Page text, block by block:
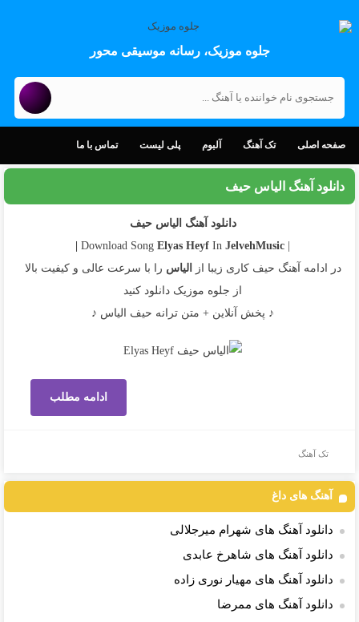
جلوه موزیک، رسانه موسیقی محور
صفحه اصلی تک آهنگ آلبوم پلی لیست تماس با ما
دانلود آهنگ الیاس حیف
دانلود آهنگ الیاس حیف
Elyas Heyf InJelvehMusic |
در ادامه آهنگ حیف کاری زیبا از
الیاس را با سرعت عالی و کیفیت بالا
از جلوه موزیک دانلود کنید
♪ پخش آنلاین + متن ترانه حیف الیاس ♪
ادامه مطلب
تک آهنگ
آهنگ های داغ
دانلود آهنگ های شهرام میرجلالی
دانلود آهنگ های شاهرخ عابدی
دانلود آهنگ های مهیار نوری زاده
دانلود آهنگ های ممرضا